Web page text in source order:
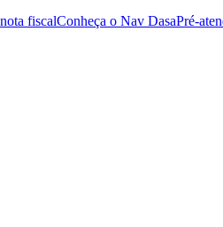
fiscalConheça o Nav DasaPré-